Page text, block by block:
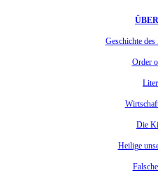
Geschichte
Order
Die
Heilige